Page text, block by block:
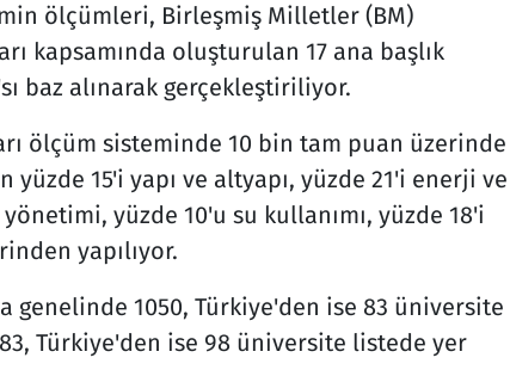
ölçümleri, Birleşmiş Milletler (BM)
kapsamında oluşturulan 17 ana başlık
baz alınarak gerçekleştiriliyor.
ölçüm sisteminde 10 bin tam puan üzerinde
15'i yapı ve altyapı, yüzde 21'i enerji ve
yüzde 10'u su kullanımı, yüzde 18'i
yapılıyor.
genelinde 1050, Türkiye'den ise 83 üniversite
Türkiye'den ise 98 üniversite listede yer